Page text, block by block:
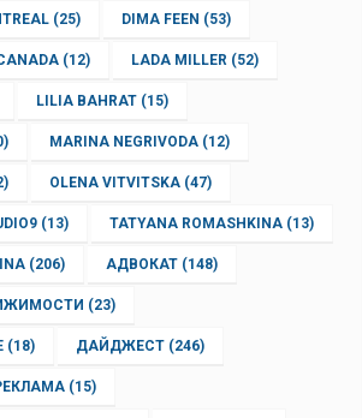
(25) DIMA FEEN (53)
(12) LADA MILLER (52)
LILIA BAHRAT (15)
MARINA NEGRIVODA (12)
OLENA VITVITSKA (47)
(13) TATYANA ROMASHKINA (13)
(206) АДВОКАТ (148)
(23)
(18) ДАЙДЖЕСТ (246)
(15)